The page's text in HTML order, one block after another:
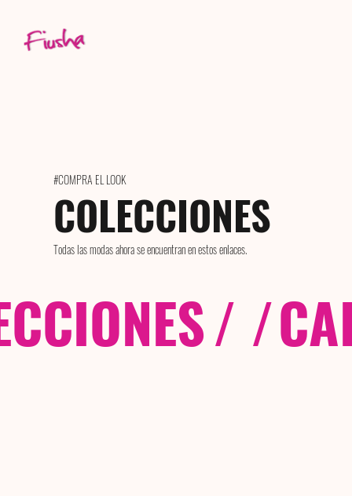
#COMPRA EL LOOK
COLECCIONES
Todas las modas ahora se encuentran en estos enlaces.
/ /